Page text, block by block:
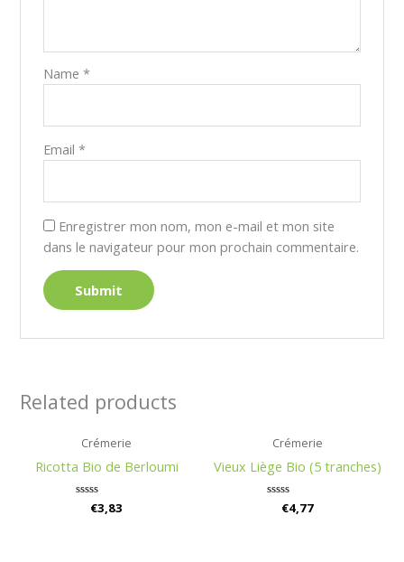
Name *
Email *
Enregistrer mon nom, mon e-mail et mon site
dans le navigateur pour mon prochain commentaire.
Related products
Crémerie
Ricotta Bio de Berloumi
Rated
€3,83
Crémerie
Vieux Liège Bio (5 tranches)
Rated
€4,77